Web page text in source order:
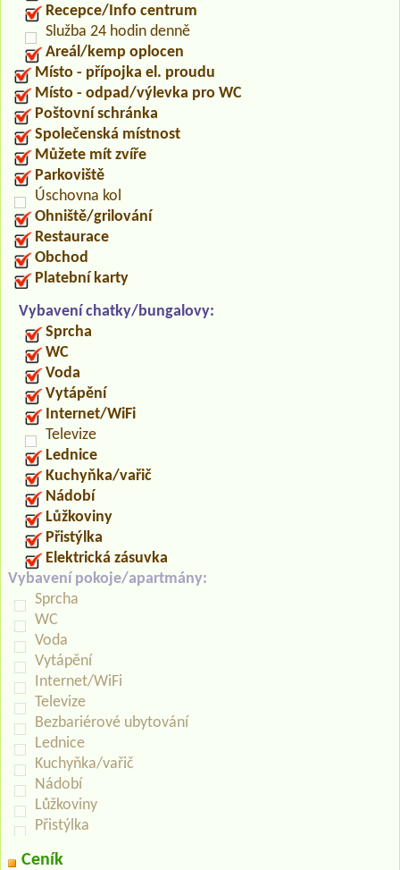
Recepce/Info centrum
Služba 24 hodin denně
Areál/kemp oplocen
Místo - přípojka el. proudu
Místo - odpad/výlevka pro WC
Poštovní schránka
Společenská místnost
Můžete mít zvíře
Parkoviště
Úschovna kol
Ohniště/grilování
Restaurace
Obchod
Platební karty
Vybavení chatky/bungalovy:
Sprcha
WC
Voda
Vytápění
Internet/WiFi
Televize
Lednice
Kuchyňka/vařič
Nádobí
Lůžkoviny
Přistýlka
Elektrická zásuvka
Vybavení pokoje/apartmány:
Sprcha
WC
Voda
Vytápění
Internet/WiFi
Televize
Bezbariérové ubytování
Lednice
Kuchyňka/vařič
Nádobí
Lůžkoviny
Přistýlka
Ceník